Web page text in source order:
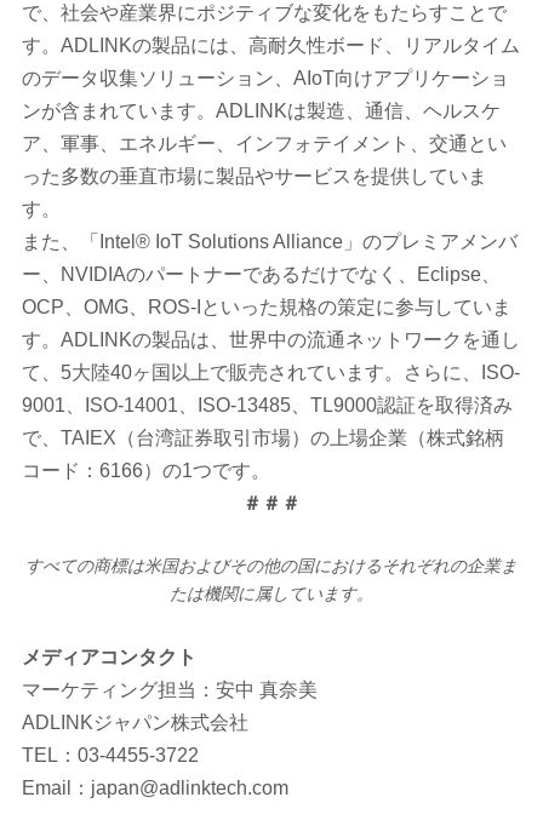
で、社会や産業界にポジティブな変化をもたらすことで
す。ADLINKの製品には、高耐久性ボード、リアルタイム
のデータ収集ソリューション、AIoT向けアプリケーショ
ンが含まれています。ADLINKは製造、通信、ヘルスケ
ア、軍事、エネルギー、インフォテイメント、交通とい
った多数の垂直市場に製品やサービスを提供していま
す。
また、「Intel® IoT Solutions Alliance」のプレミアメンバ
ー、NVIDIAのパートナーであるだけでなく、Eclipse、
OCP、OMG、ROS-Iといった規格の策定に参与していま
す。ADLINKの製品は、世界中の流通ネットワークを通し
て、5大陸40ヶ国以上で販売されています。さらに、ISO-
9001、ISO-14001、ISO-13485、TL9000認証を取得済み
で、TAIEX（台湾証券取引市場）の上場企業（株式銘柄
コード：6166）の1つです。
＃＃＃
すべての商標は米国およびその他の国におけるそれぞれの企業ま
たは機関に属しています。
メディアコンタクト
マーケティング担当：安中 真奈美
ADLINKジャパン株式会社
TEL：03-4455-3722
Email：japan@adlinktech.com